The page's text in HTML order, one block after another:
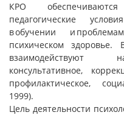
КРО
педагогические
в обучении и
психическом здоровье.
взаимодействуют
консультативное,
профилактическое,
1999).
Цель деятельности